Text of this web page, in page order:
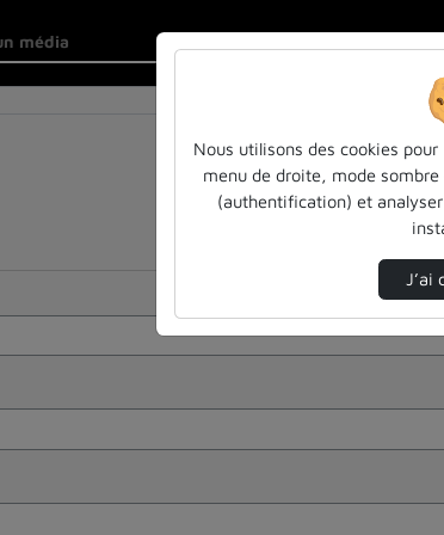
Nous utilisons des cookies
menu de droite, mode
(authentification) et
J’ai